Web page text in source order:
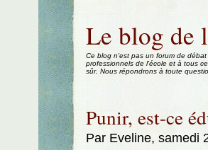
Aller au contenu
Le blog de
Ce blog n'est pas un forum de
professionnels de l'école et à tous
sûr. Nous répondrons à toute
Punir, est-ce
Par Eveline, samedi